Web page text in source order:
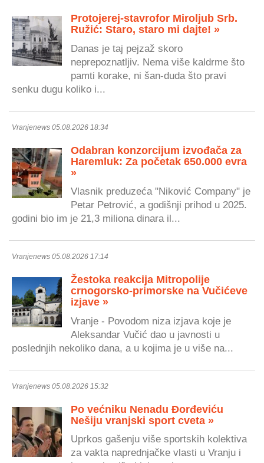
Protojerej-stavrofor Miroljub Srb.
Ružić: Staro, staro mi dajte! »
Danas je taj pejzaž skoro
neprepoznatljiv. Nema više kaldrme što
pamti korake, ni šan-duda što pravi
senku dugu koliko i...
Vranjenews 05.08.2026 18:34
Odabran konzorcijum izvođača za
Haremluk: Za početak 650.000 evra
»
Vlasnik preduzeća "Niković Company" je
Petar Petrović, a godišnji prihod u 2025.
godini bio im je 21,3 miliona dinara il...
Vranjenews 05.08.2026 17:14
Žestoka reakcija Mitropolije
crnogorsko-primorske na Vučićeve
izjave »
Vranje - Povodom niza izjava koje je
Aleksandar Vučić dao u javnosti u
poslednjih nekoliko dana, a u kojima je u više na...
Vranjenews 05.08.2026 15:32
Po većniku Nenadu Đorđeviću
Nešiju vranjski sport cveta »
Uprkos gašenju više sportskih kolektiva
za vakta naprednjačke vlasti u Vranju i